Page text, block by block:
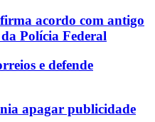
acordo com antigo
Polícia Federal
e defende
apagar publicidade